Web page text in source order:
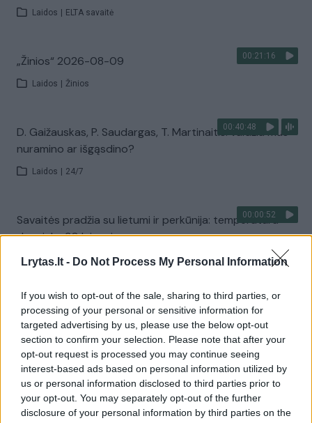
Lrytas.lt - Do Not Process My Personal Information
If you wish to opt-out of the sale, sharing to third parties, or
processing of your personal or sensitive information for
targeted advertising by us, please use the below opt-out
section to confirm your selection. Please note that after your
opt-out request is processed you may continue seeing
interest-based ads based on personal information utilized by
us or personal information disclosed to third parties prior to
your opt-out. You may separately opt-out of the further
disclosure of your personal information by third parties on the
Laidos ELTA savaitė
00:21:16
„Žinios“ 2026-08-09
Laidos Žinios
00:40:48
D. Gaižauskas, P. Saudargas, T. Martinaitis: valdžia mus
nuramino ar išgąsdino?
Laidos 24/7
00:00:52
Savaitės pradžia su lietumi ir perkūnija: temperatūra
dar sieks 30 laipsnių
Žinios | Orai
Visi įrašai
Žiūrimiausi įrašai
00:00:30